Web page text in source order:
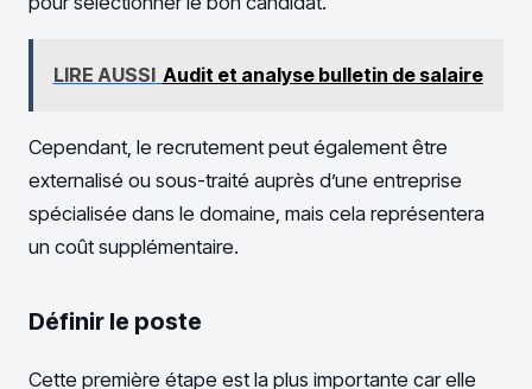
LIRE AUSSI Audit et analyse bulletin de salaire
Cependant, le recrutement peut également être
externalisé ou sous-traité auprès d’une entreprise
spécialisée dans le domaine, mais cela représentera
un coût supplémentaire.
Définir le poste
Cette première étape est la plus importante car elle